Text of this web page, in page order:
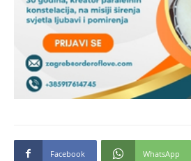
Facebook WhatsApp